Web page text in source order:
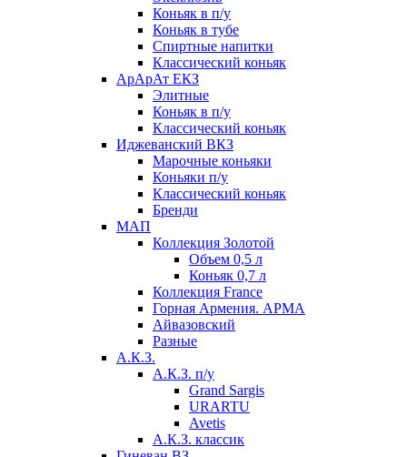
Коньяк в п/у
Коньяк в тубе
Спиртные напитки
Классический коньяк
АрАрАт ЕКЗ
Элитные
Коньяк в п/у
Классический коньяк
Иджеванский ВКЗ
Марочные коньяки
Коньяки п/у
Классический коньяк
Бренди
МАП
Коллекция Золотой
Объем 0,5 л
Коньяк 0,7 л
Коллекция France
Горная Армения. АРМА
Айвазовский
Разные
А.К.З.
А.К.З. п/у
Grand Sargis
URARTU
Avetis
А.К.З. классик